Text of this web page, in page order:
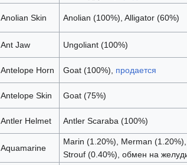
Anolian Skin Anolian (100%), Alligator (60%)
Ant Jaw Ungoliant (100%)
Antelope Horn Goat (100%), продается
Antelope Skin Goat (75%)
Antler Helmet Antler Scaraba (100%)
Aquamarine
Marin (1.20%), Merman (1.20%),
Strouf (0.40%), обмен на